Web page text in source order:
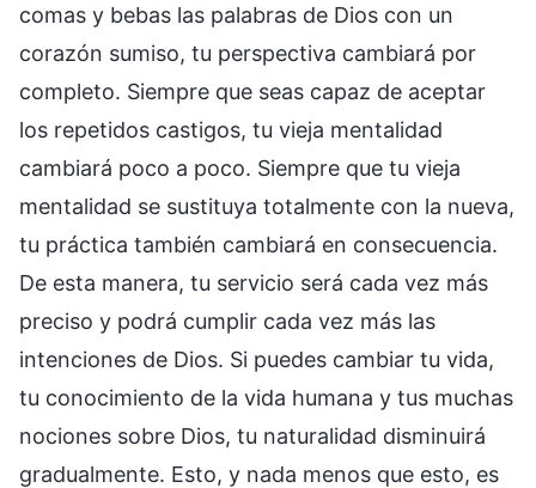
comas y bebas las palabras de Dios con un
corazón sumiso, tu perspectiva cambiará por
completo. Siempre que seas capaz de aceptar
los repetidos castigos, tu vieja mentalidad
cambiará poco a poco. Siempre que tu vieja
mentalidad se sustituya totalmente con la nueva,
tu práctica también cambiará en consecuencia.
De esta manera, tu servicio será cada vez más
preciso y podrá cumplir cada vez más las
intenciones de Dios. Si puedes cambiar tu vida,
tu conocimiento de la vida humana y tus muchas
nociones sobre Dios, tu naturalidad disminuirá
gradualmente. Esto, y nada menos que esto, es